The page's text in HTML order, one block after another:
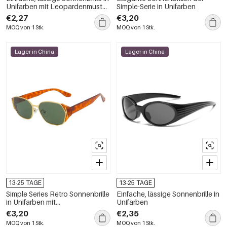
Unifarben mit Leopardenmuster
und Farbverlauf
€2,27
MOQ von 1 Stk.
Simple-Serie in Unifarben
€3,20
MOQ von 1 Stk.
Lager in China
13-25 TAGE
Simple Series Retro Sonnenbrille
in Unifarben mit
Leopardenmuster
€3,20
MOQ von 1 Stk.
Lager in China
13-25 TAGE
Einfache, lässige Sonnenbrille in
Unifarben
€2,35
MOQ von 1 Stk.